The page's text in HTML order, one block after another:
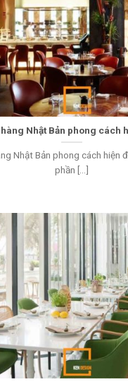
Nhật Bản phong cách
Nhật Bản phong cách hiện
phần [...]